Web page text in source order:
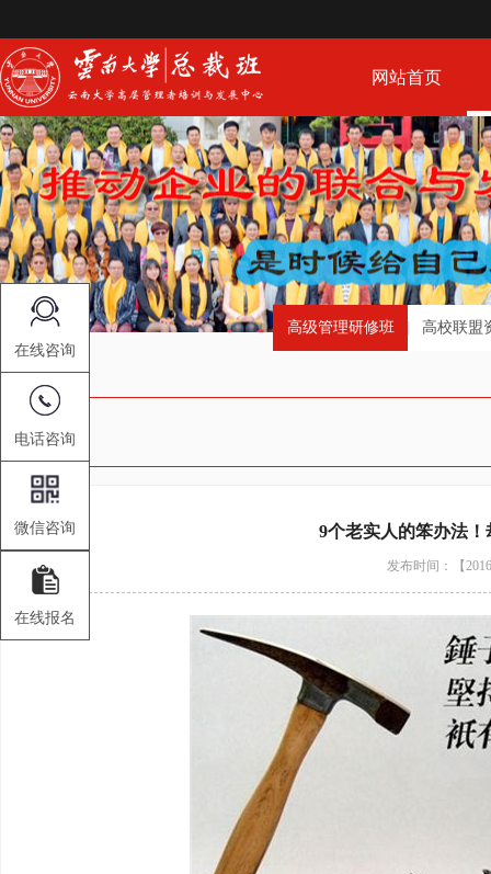
网站首页
高级管理研修班 高校联盟
新闻
9个老实人的笨办法
发布时间：【
在线咨询
电话咨询
微信咨询
在线报名